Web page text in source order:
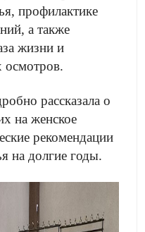
профилактике
а также
жизни и
осмотров.
рассказала о
на женское
рекомендации
на долгие годы.